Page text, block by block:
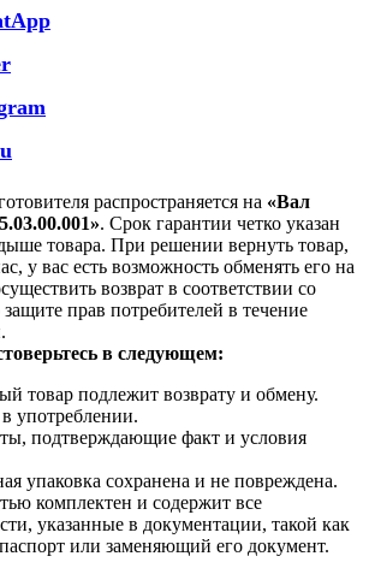
распространяется на «Вал
. Срок гарантии четко указан
товара. При решении вернуть товар,
у вас есть возможность обменять его на
возврат в соответствии со
защите прав потребителей в течение
в следующем:
товар подлежит возврату и обмену.
употреблении.
подтверждающие факт и условия
упаковка сохранена и не повреждена.
комплектен и содержит все
указанные в документации, такой как
или заменяющий его документ.